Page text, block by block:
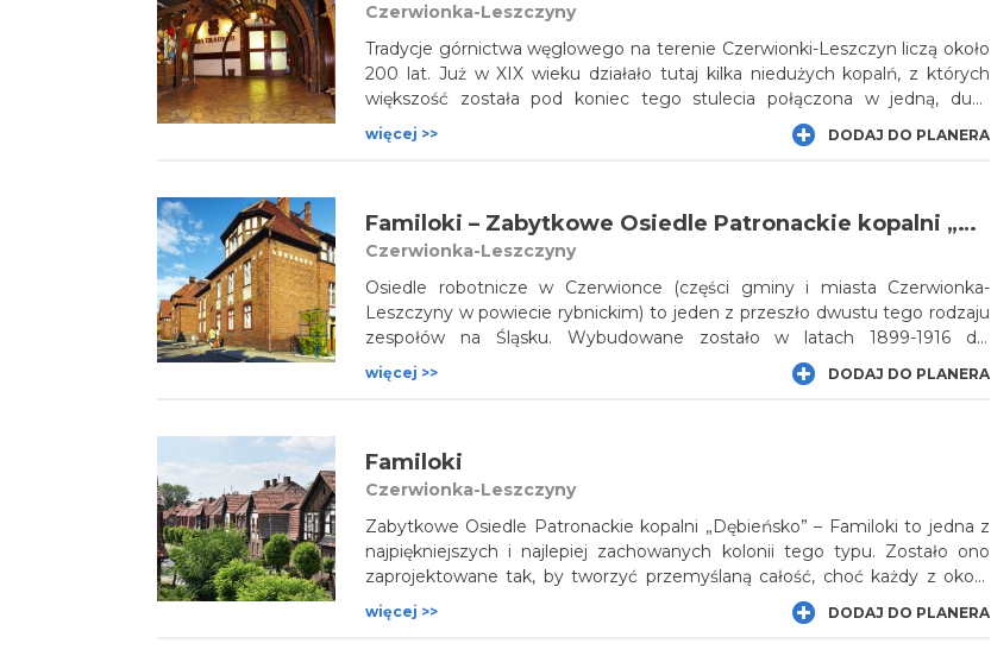
Czerwionka-Leszczyny
Tradycje górnictwa węglowego na terenie Czerwionki-Leszczyn liczą około
200 lat. Już w XIX wieku działało tutaj kilka niedużych kopalń, z których
większość została pod koniec tego stulecia połączona w jedną, dużą
- „Dębieńsko”. Wydobywała ona węgiel do roku 2000. Pozostały po niej
charakterystyczne, ceglane zabudowania, stalowa wieża wyciągowa,
więcej >> DODAJ DO PLANERA
Familoki – Zabytkowe Osiedle Patronackie kopalni „Dębieńsko”
Czerwionka-Leszczyny
Osiedle robotnicze w Czerwionce (części gminy i miasta Czerwionka-
Leszczyny w powiecie rybnickim) to jeden z przeszło dwustu tego rodzaju
zespołów na Śląsku. Wybudowane zostało w latach 1899-1916 dla
pracowników kopalni Dębieńsko. Ten ciekawy kompleks składa się z 98
budynków, z których większość to ceglane familoki o nader interesującej
więcej >> DODAJ DO PLANERA
Familoki
Czerwionka-Leszczyny
Zabytkowe Osiedle Patronackie kopalni „Dębieńsko” – Familoki to jedna z
najpiękniejszych i najlepiej zachowanych kolonii tego typu. Zostało ono
zaprojektowane tak, by tworzyć przemyślaną całość, choć każdy z około
stu familoków wchodzących w jego skład jest inny.
więcej >> DODAJ DO PLANERA